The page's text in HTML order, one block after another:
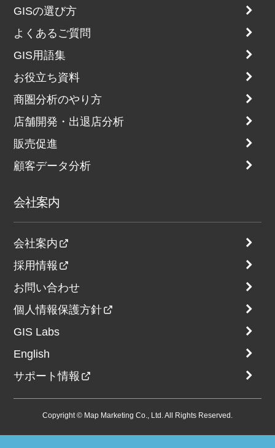
GISの選び方
よくあるご質問
GIS用語集
お役立ち資料
商圏分析のやり方
店舗開発・出退店分析
販売促進
顧客データ分析
会社案内
会社案内
採用情報
お問い合わせ
個人情報保護方針
GIS Labs
English
サポート情報
Copyright © Map Marketing Co., Ltd. All Rights Reserved.